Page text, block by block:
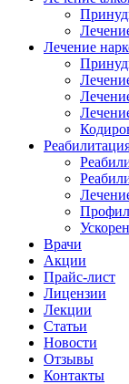
Лечение
Врачи
Акции
Прайс-лист
Лицензии
Лекции
Статьи
Новости
Отзывы
Контакты